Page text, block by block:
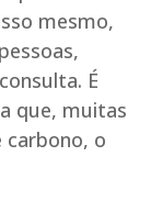
mesmo,
É
que, muitas
carbono, o